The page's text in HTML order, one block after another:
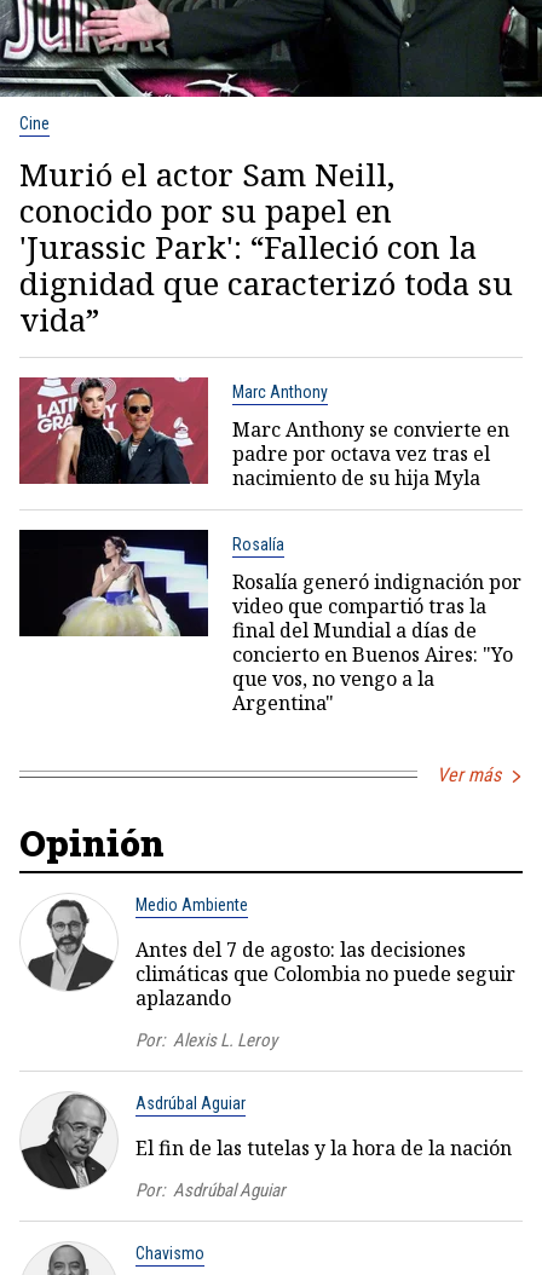
Cine
Murió el actor Sam Neill,
conocido por su papel en
'Jurassic Park': “Falleció con la
dignidad que caracterizó toda su
vida”
Marc Anthony
Marc Anthony se convierte en
padre por octava vez tras el
nacimiento de su hija Myla
Rosalía
Rosalía generó indignación por
video que compartió tras la
final del Mundial a días de
concierto en Buenos Aires: "Yo
que vos, no vengo a la
Argentina"
Ver más
Opinión
Medio Ambiente
Antes del 7 de agosto: las decisiones
climáticas que Colombia no puede seguir
aplazando
Por: Alexis L. Leroy
Asdrúbal Aguiar
El fin de las tutelas y la hora de la nación
Por: Asdrúbal Aguiar
Chavismo